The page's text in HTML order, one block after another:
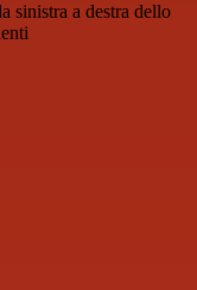
sinistra a destra dello